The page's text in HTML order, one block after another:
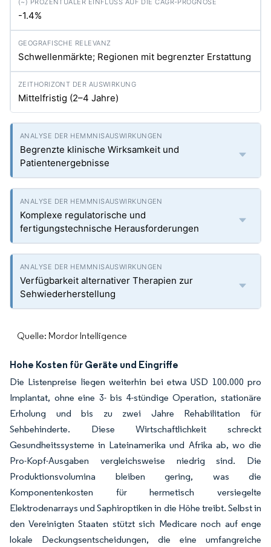
-1.4%
Schwellenmärkte; Regionen mit begrenzter Erstattung
Mittelfristig (2–4 Jahre)
Begrenzte klinische Wirksamkeit und
Patientenergebnisse
Komplexe regulatorische und
fertigungstechnische Herausforderungen
Verfügbarkeit alternativer Therapien zur
Sehwiederherstellung
Quelle: Mordor Intelligence
Hohe Kosten für Geräte und Eingriffe
Die Listenpreise liegen weiterhin bei etwa USD 100.000 pro
Implantat, ohne eine 3- bis 4-stündige Operation, stationäre
Erholung und bis zu zwei Jahre Rehabilitation für
Sehbehinderte. Diese Wirtschaftlichkeit schreckt
Gesundheitssysteme in Lateinamerika und Afrika ab, wo die
Pro-Kopf-Ausgaben vergleichsweise niedrig sind. Die
Produktionsvolumina bleiben gering, was die
Komponentenkosten für hermetisch versiegelte
Elektrodenarrays und Saphiroptiken in die Höhe treibt. Selbst in
den Vereinigten Staaten stützt sich Medicare noch auf enge
lokale Deckungsentscheidungen, die eine umfangreiche